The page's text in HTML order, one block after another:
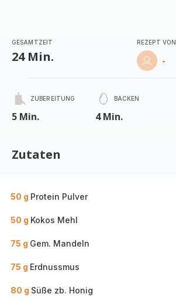
GESAMTZEIT
24 Min.
REZEPT VON
-
ZUBEREITUNG
5 Min.
BACKEN
4 Min.
Zutaten
50 g Protein Pulver
50 g Kokos Mehl
75 g Gem. Mandeln
75 g Erdnussmus
80 g Süße zb. Honig